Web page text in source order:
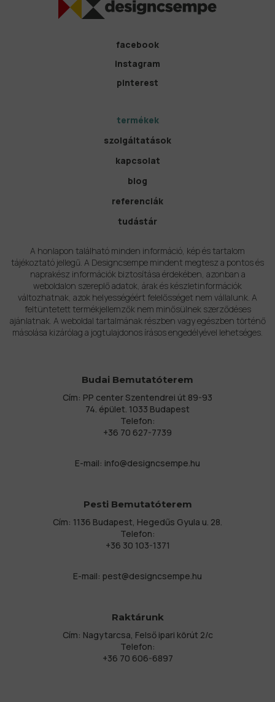
facebook
instagram
pinterest
termékek
szolgáltatások
kapcsolat
blog
referenciák
tudástár
A honlapon található minden információ, kép és tartalom
tájékoztató jellegű. A Designcsempe mindent megtesz a pontos és
naprakész információk biztosítása érdekében, azonban a
weboldalon szereplő adatok, árak és készletinformációk
változhatnak, azok helyességéért felelősséget nem vállalunk. A
feltüntetett termékjellemzők nem minősülnek szerződéses
ajánlatnak. A weboldal tartalmának részben vagy egészben történő
másolása kizárólag a jogtulajdonos írásos engedélyével lehetséges.
Budai Bemutatóterem
Cím: PP center Szentendrei út 89-93
74. épület. 1033 Budapest
Telefon:
+36 70 627-7739
E-mail: info@designcsempe.hu
Pesti Bemutatóterem
Cím: 1136 Budapest, Hegedűs Gyula u. 28.
Telefon:
+36 30 103-1371
E-mail: pest@designcsempe.hu
Raktárunk
Cím: Nagytarcsa, Felső ipari körút 2/c
Telefon:
+36 70 606-6897